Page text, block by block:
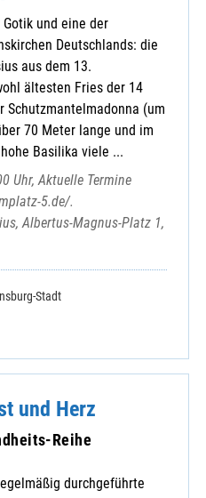
und eine der
Deutschlands: die
aus dem 13.
ältesten Fries der 14
Schutzmantelmadonna (um
70 Meter lange und im
Basilika viele ...
Uhr, Aktuelle Termine
5.de/.
Albertus-Magnus-Platz 1,
Stadt
und Herz
Reihe
durchgeführte